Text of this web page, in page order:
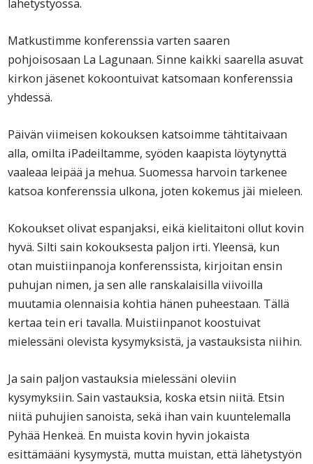
lähetystyössä.
Matkustimme konferenssia varten saaren
pohjoisosaan La Lagunaan. Sinne kaikki saarella asuvat
kirkon jäsenet kokoontuivat katsomaan konferenssia
yhdessä.
Päivän viimeisen kokouksen katsoimme tähtitaivaan
alla, omilta iPadeiltamme, syöden kaapista löytynyttä
vaaleaa leipää ja mehua. Suomessa harvoin tarkenee
katsoa konferenssia ulkona, joten kokemus jäi mieleen.
Kokoukset olivat espanjaksi, eikä kielitaitoni ollut kovin
hyvä. Silti sain kokouksesta paljon irti. Yleensä, kun
otan muistiinpanoja konferenssista, kirjoitan ensin
puhujan nimen, ja sen alle ranskalaisilla viivoilla
muutamia olennaisia kohtia hänen puheestaan. Tällä
kertaa tein eri tavalla. Muistiinpanot koostuivat
mielessäni olevista kysymyksistä, ja vastauksista niihin.
Ja sain paljon vastauksia mielessäni oleviin
kysymyksiin. Sain vastauksia, koska etsin niitä. Etsin
niitä puhujien sanoista, sekä ihan vain kuuntelemalla
Pyhää Henkeä. En muista kovin hyvin jokaista
esittämääni kysymystä, mutta muistan, että lähetystyön